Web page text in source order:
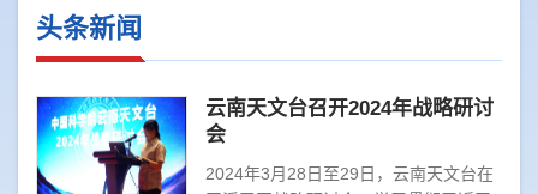
头条新闻
云南天文台召开2024年战略研讨
会
2024年3月28日至29日，云南天文台在